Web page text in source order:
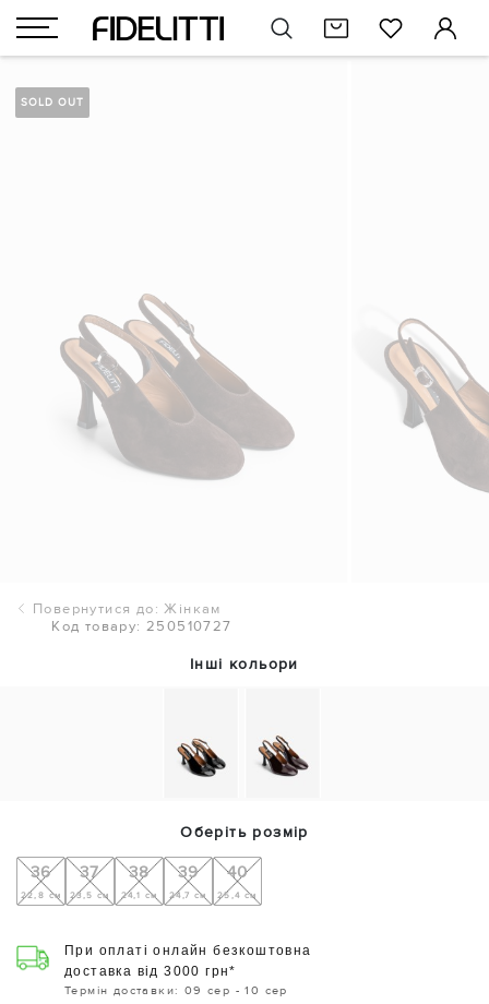
SOLD OUT
Повернутися до: Жінкам
Код товару: 250510727
Інші кольори
Оберіть розмір
36
22,8 см
37
23,5 см
38
24,1 см
39
24,7 см
40
25,4 см
При оплаті онлайн безкоштовна
доставка від 3000 грн*
Термін доставки: 09 сер - 10 сер